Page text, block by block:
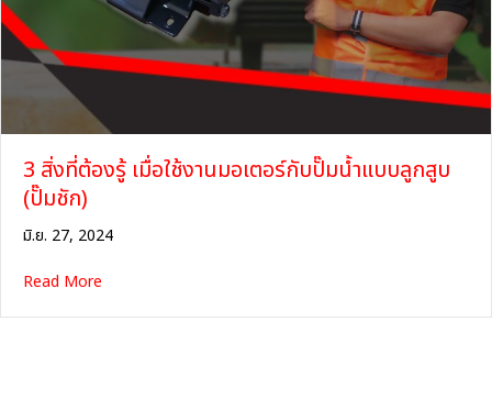
3 สิ่งที่ต้องรู้ เมื่อใช้งานมอเตอร์กับปั๊มน้ำแบบลูกสูบ
(ปั๊มชัก)
มิ.ย. 27, 2024
Read More